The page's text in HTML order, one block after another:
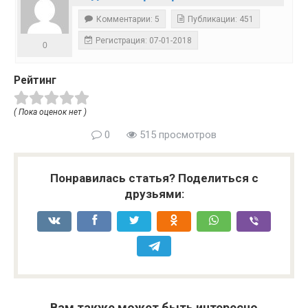
0
Комментарии: 5 Публикации: 451
Регистрация: 07-01-2018
Рейтинг
( Пока оценок нет )
0 515 просмотров
Понравилась статья? Поделиться с
друзьями: